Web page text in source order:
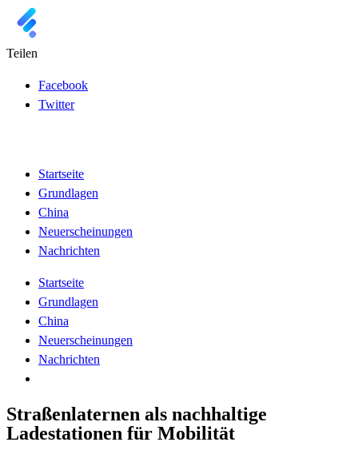
Teilen
Facebook
Twitter
Startseite
Grundlagen
China
Neuerscheinungen
Nachrichten
Startseite
Grundlagen
China
Neuerscheinungen
Nachrichten
Straßenlaternen als nachhaltige
Ladestationen für Mobilität